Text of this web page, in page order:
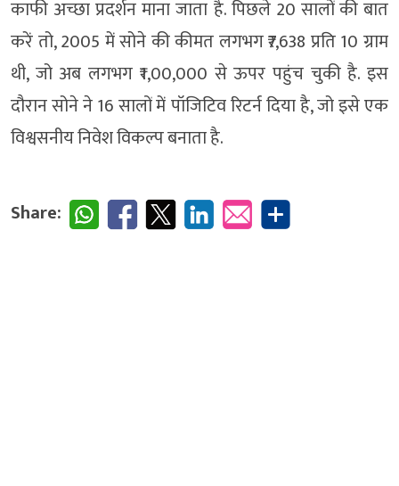
काफी अच्छा प्रदर्शन माना जाता है. पिछले 20 सालों की बात
करें तो, 2005 में सोने की कीमत लगभग ₹7,638 प्रति 10 ग्राम
थी, जो अब लगभग ₹1,00,000 से ऊपर पहुंच चुकी है. इस
दौरान सोने ने 16 सालों में पॉजिटिव रिटर्न दिया है, जो इसे एक
विश्वसनीय निवेश विकल्प बनाता है.
Share: